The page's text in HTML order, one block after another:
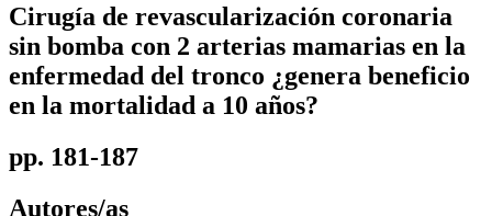
Cirugía de revascularización coronaria
sin bomba con 2 arterias mamarias en la
enfermedad del tronco ¿genera beneficio
en la mortalidad a 10 años?
pp. 181-187
Autores/as